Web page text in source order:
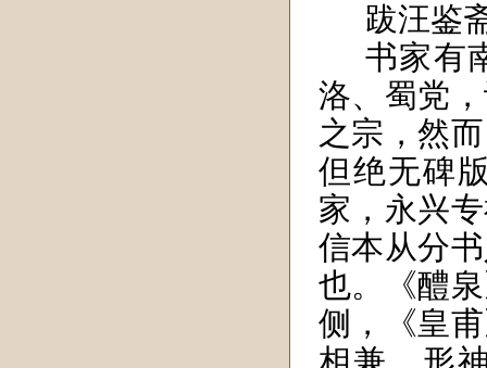
跋汪鉴
书家有
洛、蜀党
之宗，然
但绝无碑
家，永兴
信本从分
也。《醴
侧，《皇